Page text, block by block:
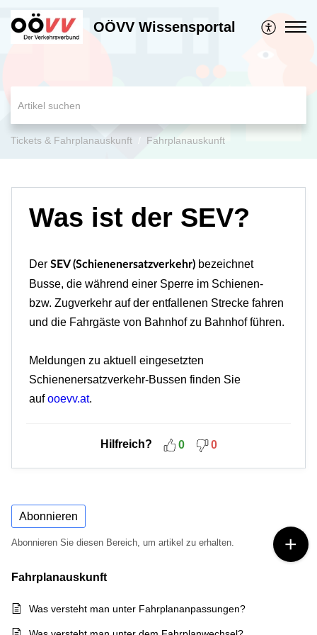
OÖVV Wissensportal
Tickets & Fahrplanauskunft Fahrplanauskunft
Was ist der SEV?
Der SEV (Schienenersatzverkehr) bezeichnet
Busse, die während einer Sperre im Schienen-
bzw. Zugverkehr auf der entfallenen Strecke fahren
und die Fahrgäste von Bahnhof zu Bahnhof führen.
Meldungen zu aktuell eingesetzten
Schienenersatzverkehr-Bussen finden Sie
aufooevv.at.
Hilfreich? 0 0
Abonnieren
Abonnieren Sie diesen Bereich, um artikel zu erhalten.
Fahrplanauskunft
Was versteht man unter Fahrplananpassungen?